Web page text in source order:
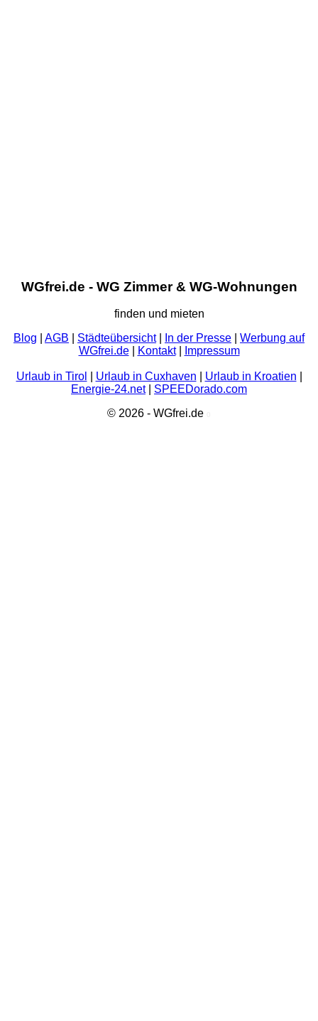
WGfrei.de - WG Zimmer & WG-Wohnungen
finden und mieten
Blog
AGB Städteübersicht| In der Presse
Werbung auf
WGfrei.de| Kontakt| Impressum
Urlaub in Tirol Urlaub in Cuxhaven Urlaub in Kroatien
Energie-24.net| SPEEDorado.com
© 2026 - WGfrei.de